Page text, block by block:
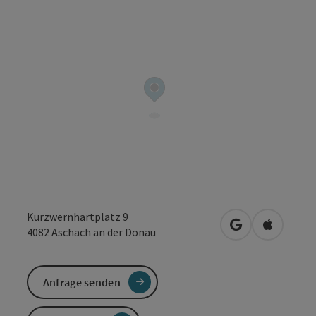
Kurzwernhartplatz 9
4082Aschach an der Donau in Googlein Apple
Anfrage senden